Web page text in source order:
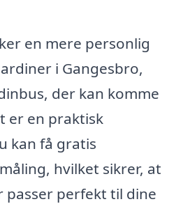
en mere personlig
i Gangesbro,
der kan komme
er en praktisk
kan få gratis
hvilket sikrer, at
passer perfekt til dine